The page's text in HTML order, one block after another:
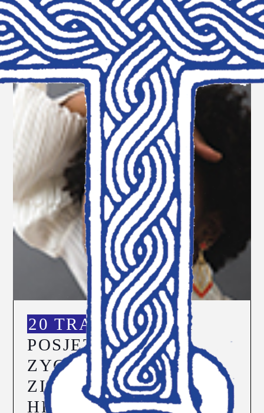
20 TRA SLUŽBENI
POSJET MONS.DR.
ZYGMUNTA
ZIMOWSKOG
HRVATSKOJ